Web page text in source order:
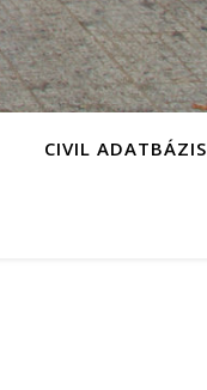
CIVIL ADATBÁZIS